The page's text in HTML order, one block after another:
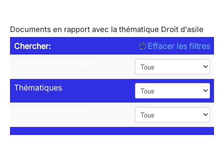
Documents en rapport avec la thématique Droit d'asile
Chercher:
Effacer les filtres
Thématiques